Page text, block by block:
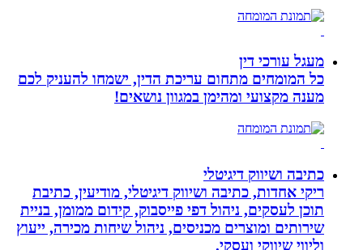
מעגל עורכי דין
כל המומחים מתחום עריכת הדין, ישמחו להעניק לכם
מענה מקצועי ומהימן במגוון נושאים!
כתיבה ושיווק דיגיטלי
ריקי אחדות, כתיבה ושיווק דיגיטלי, מודיעין, כתיבת
תוכן לעסקים, ניהול דפי פייסבוק, קידום ממומן, בניית
שירותים ומוצרים מכניסים, ניהול שיחות מכירה, ייעוץ
וליווי שיווקי ועסקי.